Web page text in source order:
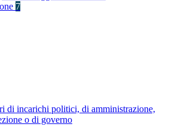
7
di incarichi politici, di amministrazione,
o di governo